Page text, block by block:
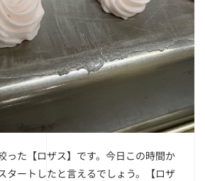
った【ロザス】です。今日この時間か
タートしたと言えるでしょう。
【ロザ